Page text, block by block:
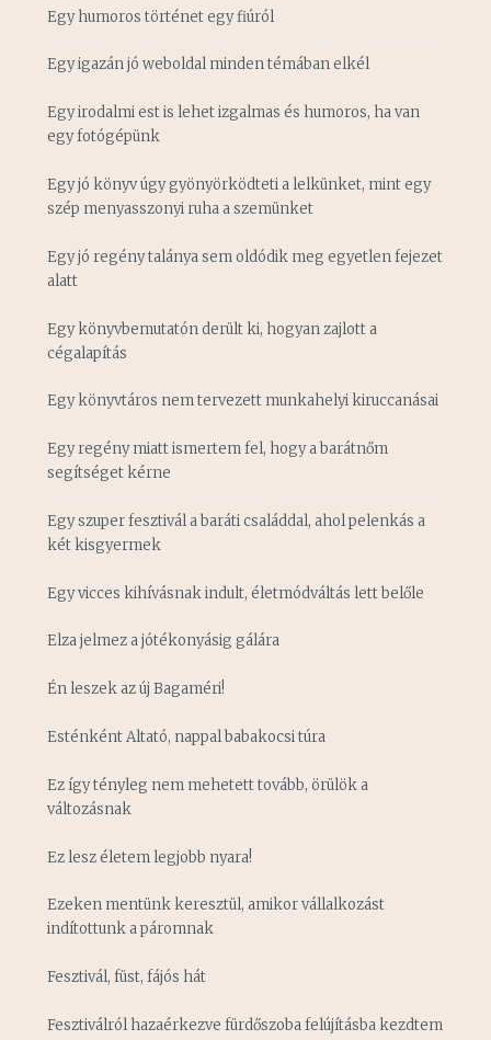
Egy humoros történet egy fiúról
Egy igazán jó weboldal minden témában elkél
Egy irodalmi est is lehet izgalmas és humoros, ha van
egy fotógépünk
Egy jó könyv úgy gyönyörködteti a lelkünket, mint egy
szép menyasszonyi ruha a szemünket
Egy jó regény talánya sem oldódik meg egyetlen fejezet
alatt
Egy könyvbemutatón derült ki, hogyan zajlott a
cégalapítás
Egy könyvtáros nem tervezett munkahelyi kiruccanásai
Egy regény miatt ismertem fel, hogy a barátnőm
segítséget kérne
Egy szuper fesztivál a baráti családdal, ahol pelenkás a
két kisgyermek
Egy vicces kihívásnak indult, életmódváltás lett belőle
Elza jelmez a jótékonyásig gálára
Én leszek az új Bagaméri!
Esténként Altató, nappal babakocsi túra
Ez így tényleg nem mehetett tovább, örülök a
változásnak
Ez lesz életem legjobb nyara!
Ezeken mentünk keresztül, amikor vállalkozást
indítottunk a páromnak
Fesztivál, füst, fájós hát
Fesztiválról hazaérkezve fürdőszoba felújításba kezdtem